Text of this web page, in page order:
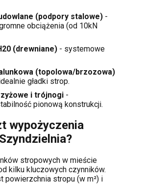
(podpory stalowe) -
obciążenia (od 10kN
(drewniane) - systemowe
(topolowa/brzozowa)
gładki strop.
i trójnogi -
pionową konstrukcji.
wypożyczenia
Szyndzielnia?
stropowych w mieście
kilku kluczowych czynników.
powierzchnia stropu (w m²) i